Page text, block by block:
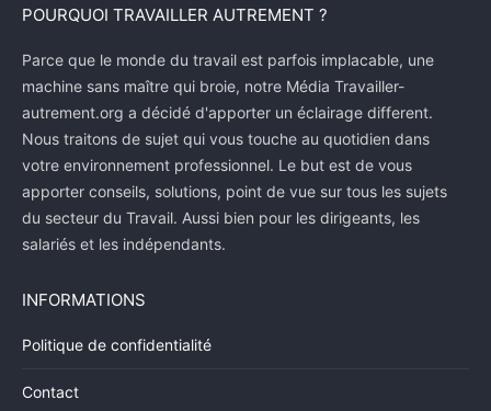
POURQUOI TRAVAILLER AUTREMENT ?
Parce que le monde du travail est parfois implacable, une
machine sans maître qui broie, notre Média Travailler-
autrement.org a décidé d'apporter un éclairage different.
Nous traitons de sujet qui vous touche au quotidien dans
votre environnement professionnel. Le but est de vous
apporter conseils, solutions, point de vue sur tous les sujets
du secteur du Travail. Aussi bien pour les dirigeants, les
salariés et les indépendants.
INFORMATIONS
Politique de confidentialité
Contact